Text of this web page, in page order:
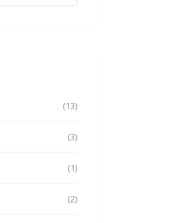
(13)
(3)
(1)
(2)